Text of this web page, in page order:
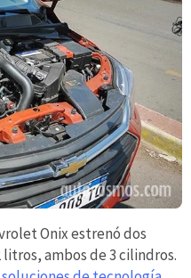
Onix estrenó dos
litros, ambos de 3 cilindros.